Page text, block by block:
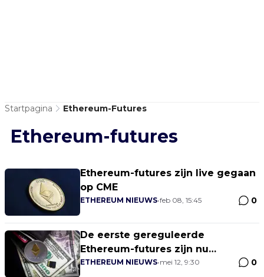
Startpagina Ethereum-Futures
Ethereum-futures
Ethereum-futures zijn live gegaan
op CME
ETHEREUM NIEUWS•feb 08, 15:45 0
De eerste gereguleerde
Ethereum-futures zijn nu
beschikbaar in de VS op ErisX
ETHEREUM NIEUWS•mei 12, 9:30 0